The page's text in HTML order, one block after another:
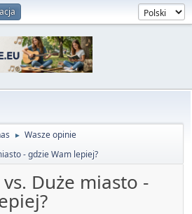
► Wasze opinie
- gdzie Wam lepiej?
Duże miasto -